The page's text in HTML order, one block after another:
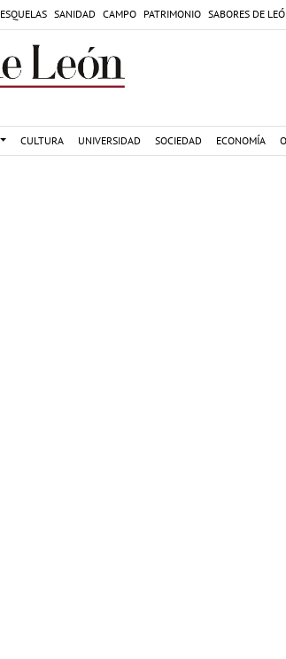
ESQUELAS SANIDAD CAMPO PATRIMONIO SABORES DE
CULTURA UNIVERSIDAD SOCIEDAD ECONOMÍA